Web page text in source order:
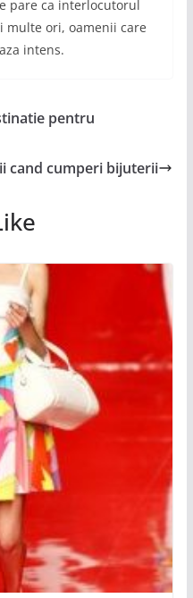
pare ca interlocutorul
multe ori, oamenii care
intens.
pentru
cand cumperi bijuterii